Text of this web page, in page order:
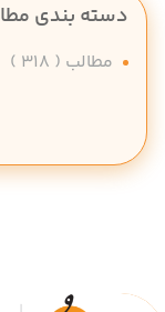
دسته بندی
مطالب ( 318 )